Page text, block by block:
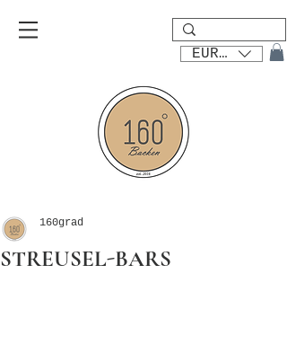
EUR (€)
STREUSEL-BARS
160grad